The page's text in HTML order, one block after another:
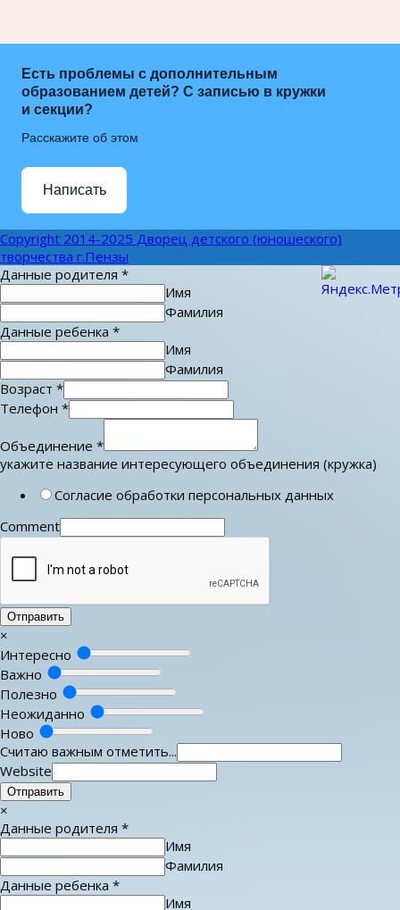
Есть проблемы с дополнительным
образованием детей? С записью в кружки
и секции?
Расскажите об этом
Написать
Copyright 2014-2025 Дворец детского (юношеского)
творчества г.Пензы
Данные родителя *
Имя
Фамилия
Данные ребенка *
Имя
Фамилия
Возраст *
Телефон *
Объединение *
укажите название интересующего объединения (кружка)
Согласие обработки персональных данных
Comment
Отправить
×
Интересно
Важно
Полезно
Неожиданно
Ново
Считаю важным отметить...
Website
Отправить
×
Данные родителя *
Имя
Фамилия
Данные ребенка *
Имя